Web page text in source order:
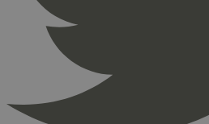
nelapi-product-archive-filters